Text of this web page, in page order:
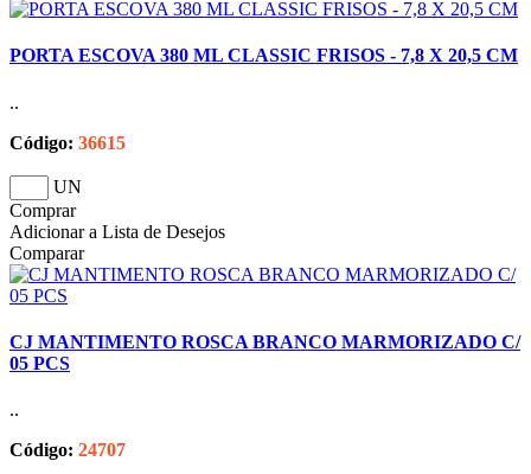
PORTA ESCOVA 380 ML CLASSIC FRISOS - 7,8 X 20,5 CM
..
Código: 36615
UN
Comprar
Adicionar a Lista de Desejos
Comparar
CJ MANTIMENTO ROSCA BRANCO MARMORIZADO C/
05 PCS
..
Código: 24707